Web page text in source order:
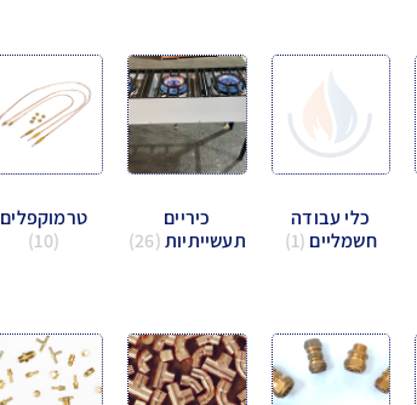
כלי עבודה
חשמליים (1)
כיריים
תעשייתיות(26)
טרמוקפלים
(10)